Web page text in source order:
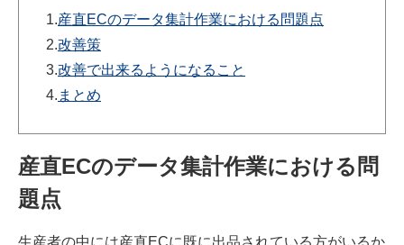
1.産直ECのデータ集計作業における問題点
2.改善策
3.改善で出来るようになること
4. まとめ
産直ECのデータ集計作業における問
題点
生産者の中には産直ECに既に出品されている方がいるか